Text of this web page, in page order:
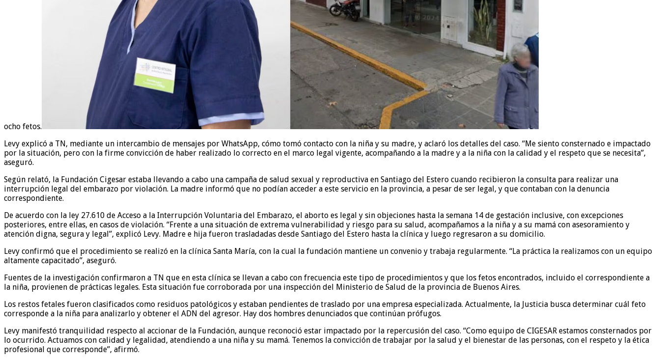
ocho fetos.
Levy explicó a TN, mediante un intercambio de mensajes por WhatsApp, cómo tomó contacto con la niña y su madre, y aclaró los detalles del caso. “Me siento consternado e impactado
por la situación, pero con la firme convicción de haber realizado lo correcto en el marco legal vigente, acompañando a la madre y a la niña con la calidad y el respeto que se necesita”,
aseguró.
Según relató, la Fundación Cigesar estaba llevando a cabo una campaña de salud sexual y reproductiva en Santiago del Estero cuando recibieron la consulta para realizar una
interrupción legal del embarazo por violación. La madre informó que no podían acceder a este servicio en la provincia, a pesar de ser legal, y que contaban con la denuncia
correspondiente.
De acuerdo con la ley 27.610 de Acceso a la Interrupción Voluntaria del Embarazo, el aborto es legal y sin objeciones hasta la semana 14 de gestación inclusive, con excepciones
posteriores, entre ellas, en casos de violación. “Frente a una situación de extrema vulnerabilidad y riesgo para su salud, acompañamos a la niña y a su mamá con asesoramiento y
atención digna, segura y legal”, explicó Levy. Madre e hija fueron trasladadas desde Santiago del Estero hasta la clínica y luego regresaron a su domicilio.
Levy confirmó que el procedimiento se realizó en la clínica Santa María, con la cual la fundación mantiene un convenio y trabaja regularmente. “La práctica la realizamos con un equipo
altamente capacitado”, aseguró.
Fuentes de la investigación confirmaron a TN que en esta clínica se llevan a cabo con frecuencia este tipo de procedimientos y que los fetos encontrados, incluido el correspondiente a
la niña, provienen de prácticas legales. Esta situación fue corroborada por una inspección del Ministerio de Salud de la provincia de Buenos Aires.
Los restos fetales fueron clasificados como residuos patológicos y estaban pendientes de traslado por una empresa especializada. Actualmente, la Justicia busca determinar cuál feto
corresponde a la niña para analizarlo y obtener el ADN del agresor. Hay dos hombres denunciados que continúan prófugos.
Levy manifestó tranquilidad respecto al accionar de la Fundación, aunque reconoció estar impactado por la repercusión del caso. “Como equipo de CIGESAR estamos consternados por
lo ocurrido. Actuamos con calidad y legalidad, atendiendo a una niña y su mamá. Tenemos la convicción de trabajar por la salud y el bienestar de las personas, con el respeto y la ética
profesional que corresponde”, afirmó.